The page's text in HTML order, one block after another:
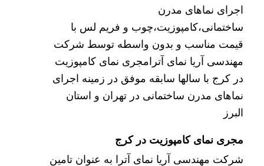
اجرای نماهای مدرن
ساختمانی،کامپوزیت،چوب و فریم لس با
قیمت مناسب و بدون واسطه توسط شرکت
مهندسی آریا نمای آترامجری نمای کامپوزیت
در کرج با سالها سابقه موفق در زمینه اجرای
نماهای مدرن ساختمانی در تهران و استان
البرز
مجری نمای کامپوزیت در کرج
شرکت مهندسی آریا نمای آترا به عنوان تامین